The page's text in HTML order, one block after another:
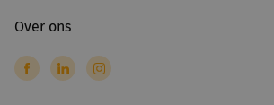
Over ons